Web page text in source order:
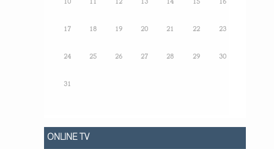
10 11 12 13 14 15 16
17 18 19 20 21 22 23
24 25 26 27 28 29 30
31
ONLINE TV